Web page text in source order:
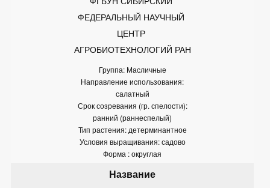
ФЕДЕРАЛЬНЫЙ НАУЧНЫЙ
ЦЕНТР
АГРОБИОТЕХНОЛОГИЙ РАН
Группа: Масличные
Направление использования:
салатный
Срок созревания (гр. спелости):
ранний (раннеспелый)
Тип растения: детерминантное
Условия выращивания: садово
Форма : округлая